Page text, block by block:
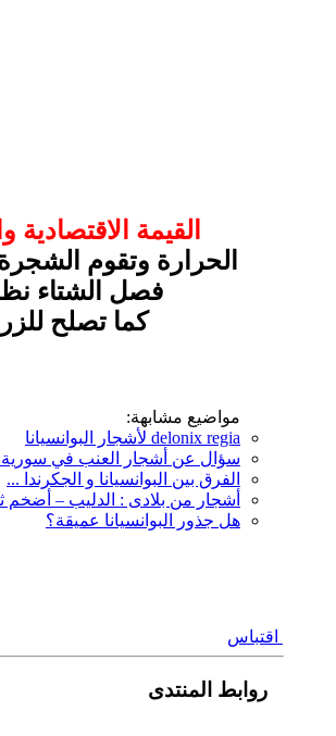
القيمة الاقتصادية
الحرارة وتقوم
فصل الشتاء
كما تصلح
مواضيع مشابهة:
delonix regia لأشجار البوانسيانا
سؤال عن أشجار العنب في سورية
الفرق بين البوانسيانا و الجكرندا ...
أشجار من بلادى : الدليب – أضخم
هل جذور البوانسيانا عميقة؟
اقتباس
روابط المنتدى